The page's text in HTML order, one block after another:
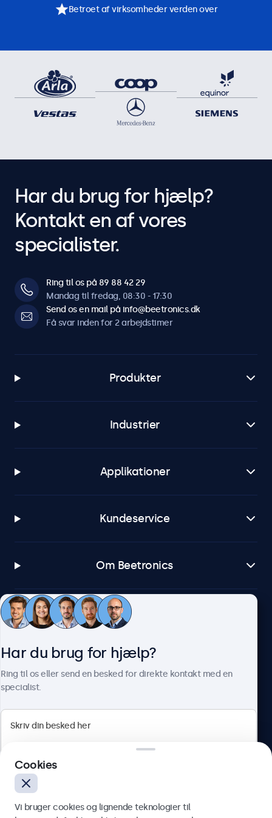
Betroet af virksomheder verden over
Har du brug for hjælp?
Kontakt en af vores
specialister.
Ring til os på 89 88 42 29
Mandag til fredag, 08:30 - 17:30
Send os en mail på info@beetronics.dk
Få svar inden for 2 arbejdstimer
Produkter
Industrier
Applikationer
Kundeservice
Om Beetronics
Har du brug for hjælp?
Ring til os eller send en besked for direkte kontakt med en
specialist.
Cookies
Vi bruger cookies og lignende teknologier til